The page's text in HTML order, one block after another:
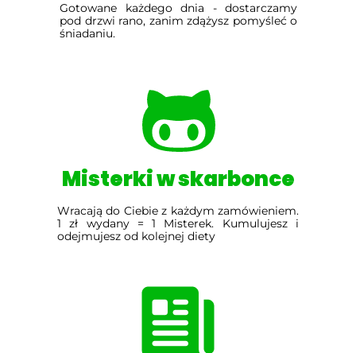
Wracają do Ciebie z każdym zamówieniem.
1 zł wydany = 1 Misterek. Kumulujesz i
odejmujesz od kolejnej diety
Misterki w skarbonce
Gotowane każdego dnia - dostarczamy
pod drzwi rano, zanim zdążysz pomyśleć o
śniadaniu.